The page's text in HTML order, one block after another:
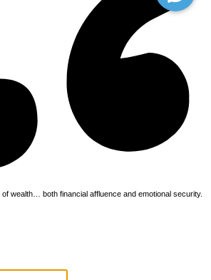
wealth… both financial affluence and emotional security.